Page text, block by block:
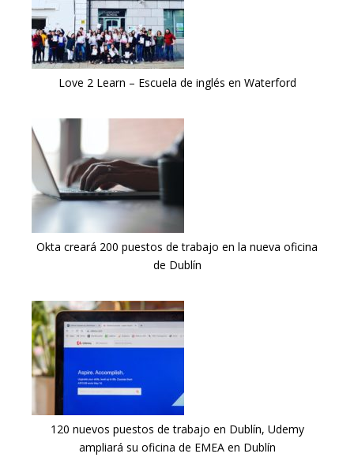
Love 2 Learn – Escuela de inglés en Waterford
Okta creará 200 puestos de trabajo en la nueva oficina
de Dublín
120 nuevos puestos de trabajo en Dublín, Udemy
ampliará su oficina de EMEA en Dublín